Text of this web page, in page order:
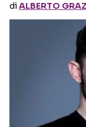
diALBERTO